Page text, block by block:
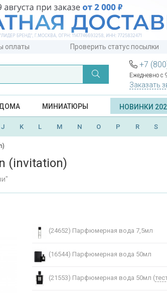
оплаты Проверить статус посылки
+7
Ежедневно с
Заказать
МИНИАТЮРЫ НОВИНКИ
J K L M N O P R S
(invitation)
(24652) Парфюмерная вода 7,5мл
(16544) Парфюмерная вода 50мл
(21553) Парфюмерная вода 50мл (